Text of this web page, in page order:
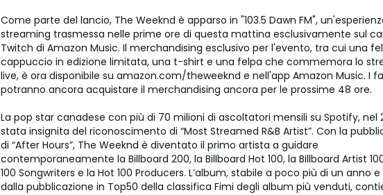
Come parte del lancio, The Weeknd è apparso in "103.5 Dawn FM",
streaming trasmessa nelle prime ore di questa mattina esclusivamente sul
Twitch di Amazon Music. Il merchandising esclusivo per l'evento, tra cui una
cappuccio in edizione limitata, una t-shirt e una felpa che commemora lo
live, è ora disponibile su amazon.com/theweeknd e nell'app Amazon Music. I
potranno ancora acquistare il merchandising ancora per le prossime 48 ore.
La pop star canadese con più di 70 milioni di ascoltatori mensili su Spotify, nel
stata insignita del riconoscimento di “Most Streamed R&B Artist”. Con la
di “After Hours”, The Weeknd è diventato il primo artista a guidare
contemporaneamente la Billboard 200, la Billboard Hot 100, la Billboard Artist
100 Songwriters e la Hot 100 Producers. L’album, stabile a poco più di un anno
dalla pubblicazione in Top50 della classifica Fimi degli album più venduti,